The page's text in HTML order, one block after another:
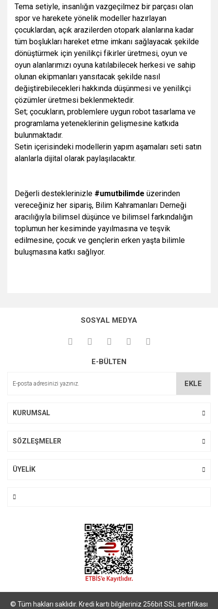
Tema setiyle, insanlığın vazgeçilmez bir parçası olan
spor ve harekete yönelik modeller hazırlayan
çocuklardan, açık arazilerden otopark alanlarına kadar
tüm boşlukları hareket etme imkanı sağlayacak şekilde
dönüştürmek için yenilikçi fikirler üretmesi, oyun ve
oyun alanlarımızı oyuna katılabilecek herkesi ve sahip
olunan ekipmanları yansıtacak şekilde nasıl
değiştirebilecekleri hakkında düşünmesi ve yenilikçi
çözümler üretmesi beklenmektedir.
Set; çocukların, problemlere uygun robot tasarlama ve
programlama yeteneklerinin gelişmesine katkıda
bulunmaktadır.
Setin içerisindeki modellerin yapım aşamaları seti satın
alanlarla dijital olarak paylaşılacaktır.
Değerli desteklerinizle #umutbilimde üzerinden
vereceğiniz her sipariş, Bilim Kahramanları Derneği
aracılığıyla bilimsel düşünce ve bilimsel farkındalığın
toplumun her kesiminde yayılmasına ve teşvik
edilmesine, çocuk ve gençlerin erken yaşta bilimle
buluşmasına katkı sağlıyor.
SOSYAL MEDYA
E-BÜLTEN
EKLE
KURUMSAL
SÖZLEŞMELER
ÜYELİK
© Tüm hakları saklıdır. Kredi kartı bilgileriniz 256bit SSL sertifikası